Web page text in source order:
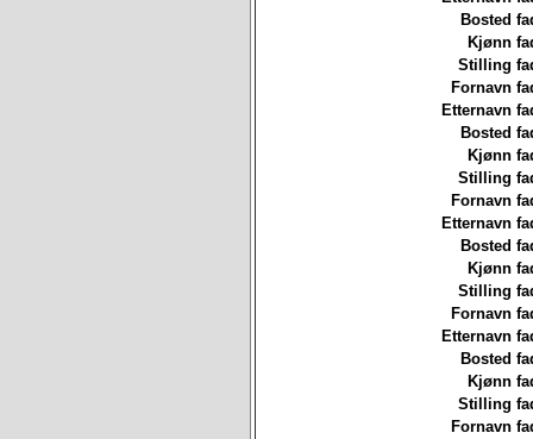
Bosted
Kjønn
Stilling
Fornavn
Etternavn
Bosted
Kjønn
Stilling
Fornavn
Etternavn
Bosted
Kjønn
Stilling
Fornavn
Etternavn
Bosted
Kjønn
Stilling
Fornavn